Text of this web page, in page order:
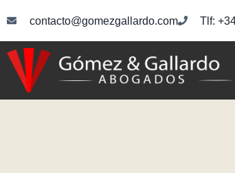
contacto@gomezgallardo.com Tlf: